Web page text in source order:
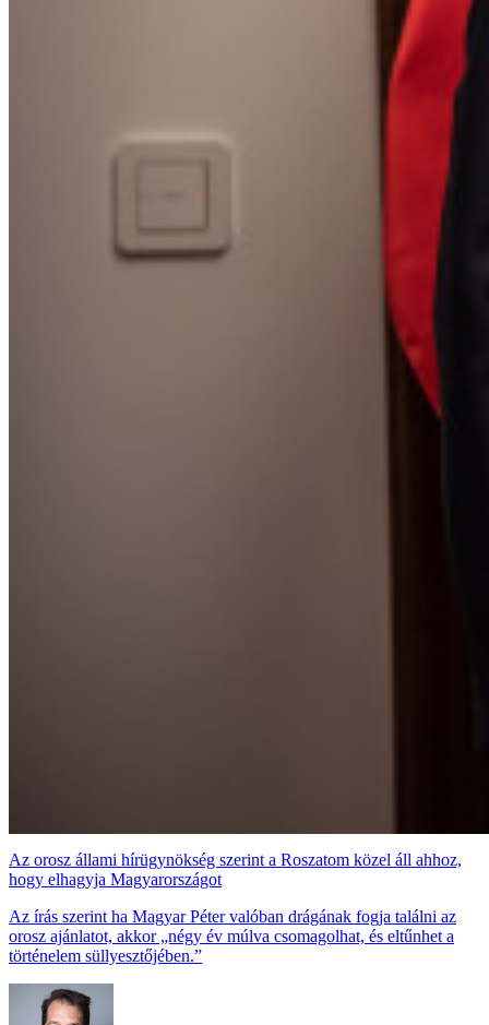
Az orosz állami hírügynökség szerint a Roszatom közel áll ahhoz,
hogy elhagyja Magyarországot
Az írás szerint ha Magyar Péter valóban drágának fogja találni az
orosz ajánlatot, akkor „négy év múlva csomagolhat, és eltűnhet a
történelem süllyesztőjében.”